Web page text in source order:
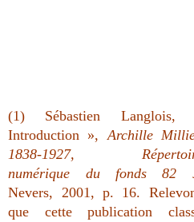
(1) Sébastien Langlois,
Introduction »,Archille
1838-1927,
numérique du fonds 82
Nevers, 2001, p. 16.
que cette publication